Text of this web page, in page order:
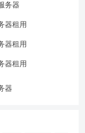
务器
器租用
器租用
器租用
器